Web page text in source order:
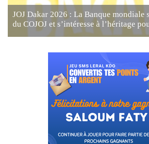
JOJ Dakar 2026 : La Banque mondiale
du COJOJ et s’intéresse à l’héritage